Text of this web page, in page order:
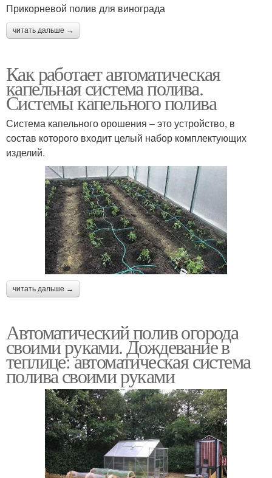
Прикорневой полив для винограда
читать дальше →
Как работает автоматическая
капельная система полива.
Системы капельного полива
Система капельного орошения – это устройство, в
состав которого входит целый набор комплектующих
изделий.
читать дальше →
Автоматический полив огорода
своими руками. Дождевание в
теплице: автоматическая система
полива своими руками